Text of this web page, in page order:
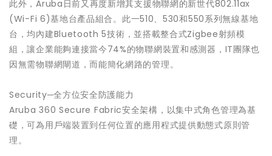
此外，Aruba日前又再度新增其支援物聯網的新世代802.11ax
(Wi-Fi 6)基地台產品組合。此一510、530和550系列無線基地
台，均內建Bluetooth 5技術，並搭載整合式Zigbee射頻模
組，讓企業能夠連接當今74%的物聯網裝置和感測器，IT團隊也
因無需物聯網閘道，而能簡化網路的管理。
Security─全方位安全防護能力
Aruba 360 Secure Fabric安全架構，以集中式角色管理為基
礎，可為用戶端裝置到任何位置的應用程式提供動態式原則管
理。